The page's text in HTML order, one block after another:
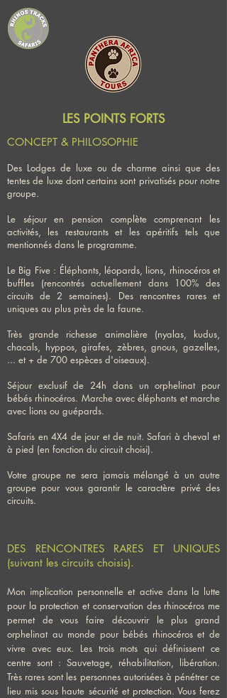
LES POINTS FORTS
CONCEPT & PHILOSOPHIE
Des Lodges de luxe ou de charme ainsi que des
tentes de luxe dont certains sont privatisés pour notre
groupe.
Le séjour en pension complète comprenant les
activités, les restaurants et les apéritifs tels que
mentionnés dans le programme.
Le Big Five : Éléphants, léopards, lions, rhinocéros et
buffles (rencontrés actuellement dans 100% des
circuits de 2 semaines). Des rencontres rares et
uniques au plus près de la faune.
Très grande richesse animalière (nyalas, kudus,
chacals, hyppos, girafes, zèbres, gnous, gazelles,
... et + de 700 espèces d'oiseaux).
Séjour exclusif de 24h dans un orphelinat pour
bébés rhinocéros. Marche avec éléphants et marche
avec lions ou guépards.
Safaris en 4X4 de jour et de nuit. Safari à cheval et
à pied (en fonction du circuit choisi).
Votre groupe ne sera jamais mélangé à un autre
groupe pour vous garantir le caractère privé des
circuits.
DES RENCONTRES RARES ET UNIQUES
(suivant les circuits choisis).
Mon implication personnelle et active dans la lutte
pour la protection et conservation des rhinocéros me
permet de vous faire découvrir le plus grand
orphelinat au monde pour bébés rhinocéros et de
vivre avec eux. Les trois mots qui définissent ce
centre sont : Sauvetage, réhabilitation, libération.
Très rares sont les personnes autorisées à pénétrer ce
lieu mis sous haute sécurité et protection. Vous ferez